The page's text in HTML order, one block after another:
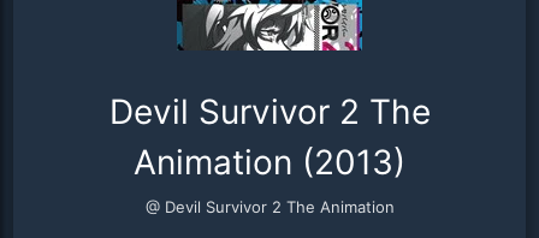
Devil Survivor 2 The
Animation (2013)
@ Devil Survivor 2 The Animation